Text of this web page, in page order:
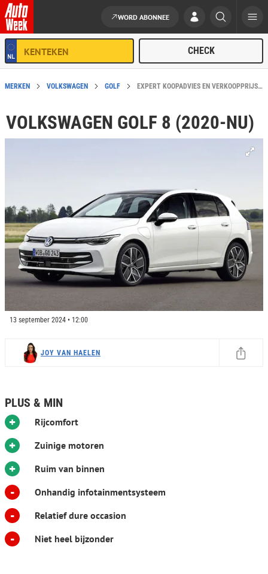
Ga naar de inhoud
WORD ABONNEE
MERKEN VOLKSWAGEN GOLF EXPERT KOOPADVIES EN VERKOOPPRIJS: VOLKSWAGEN GOLF 8 (2020-NU)
VOLKSWAGEN GOLF 8 (2020-NU)
13 september 2024 • 12:00
JOY VAN HAELEN
PLUS & MIN
+ Rijcomfort
+ Zuinige motoren
+ Ruim van binnen
- Onhandig infotainmentsysteem
- Relatief dure occasion
- Niet heel bijzonder